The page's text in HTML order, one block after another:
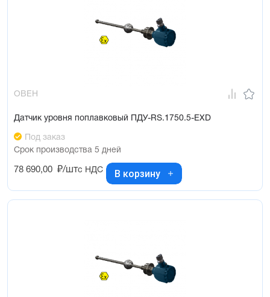
ОВЕН
Датчик уровня поплавковый ПДУ-RS.1750.5-ЕХD
Под заказ
Срок производства 5 дней
78 690,00 ₽/штс НДС В корзину